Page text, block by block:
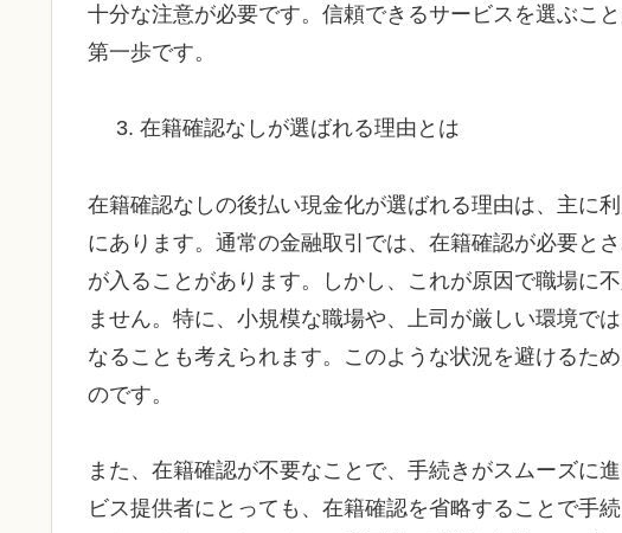
十分な注意が必要です。信頼できるサービスを選ぶこ
第一歩です。
在籍確認なしが選ばれる理由とは
在籍確認なしの後払い現金化が選ばれる理由は、主に
にあります。通常の金融取引では、在籍確認が必要と
が入ることがあります。しかし、これが原因で職場に
ません。特に、小規模な職場や、上司が厳しい環境で
なることも考えられます。このような状況を避けるた
のです。
また、在籍確認が不要なことで、手続きがスムーズに
ビス提供者にとっても、在籍確認を省略することで手